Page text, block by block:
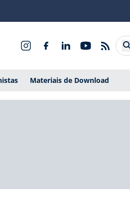
Materiais de Download